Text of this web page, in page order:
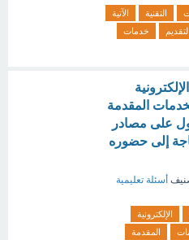
التقنية
الآتية
لتقديم
خدمات
المقدمة
على مصادر
إلى حضوره
أسئلة تعليمية
الإلكترونية
المقدمة